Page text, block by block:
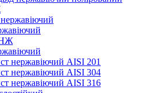
НЖ
нержавіючий AISI 201
нержавіючий AISI 304
нержавіючий AISI 316